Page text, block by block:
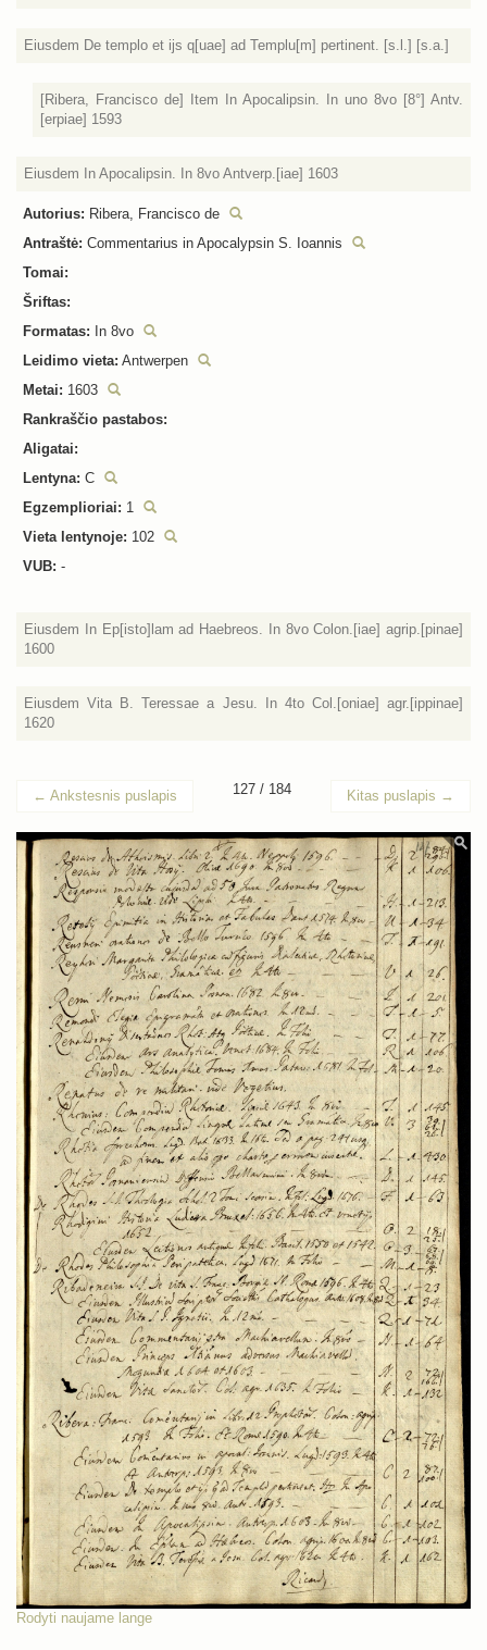
Eiusdem De templo et ijs q[uae] ad Templu[m] pertinent. [s.l.] [s.a.]
[Ribera, Francisco de] Item In Apocalipsin. In uno 8vo [8°] Antv.
[erpiae] 1593
Eiusdem In Apocalipsin. In 8vo Antverp.[iae] 1603
Autorius: Ribera, Francisco de
Antraštė: Commentarius in Apocalypsin S. Ioannis
Tomai:
Šriftas:
Formatas: In 8vo
Leidimo vieta: Antwerpen
Metai: 1603
Rankraščio pastabos:
Aligatai:
Lentyna: C
Egzemplioriai: 1
Vieta lentynoje: 102
VUB: -
Eiusdem In Ep[isto]lam ad Haebreos. In 8vo Colon.[iae] agrip.[pinae]
1600
Eiusdem Vita B. Teressae a Jesu. In 4to Col.[oniae] agr.[ippinae]
1620
← Ankstesnis puslapis 127 / 184 Kitas puslapis →
Rodyti naujame lange